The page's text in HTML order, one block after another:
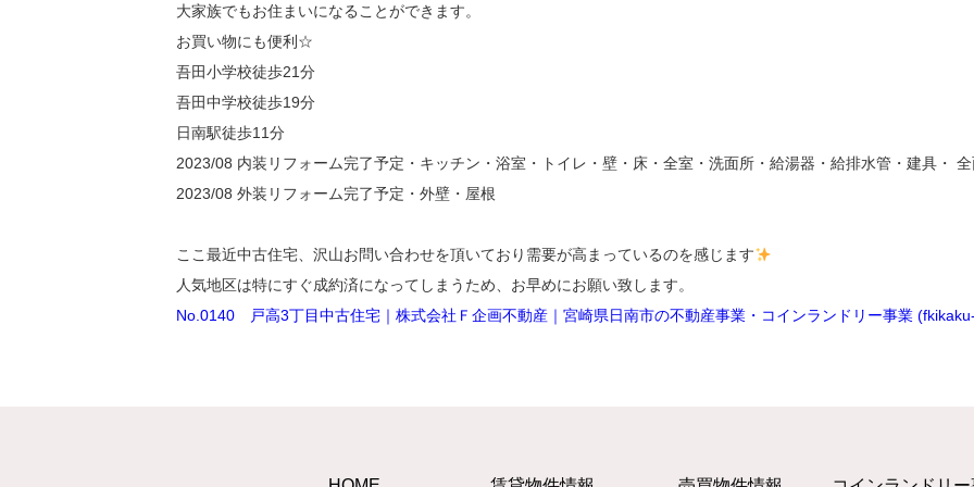
大家族でもお住まいになることができます。
お買い物にも便利☆
吾田小学校徒歩21分
吾田中学校徒歩19分
日南駅徒歩11分
2023/08 内装リフォーム完了予定・キッチン・浴室・トイレ・壁・床・全室・洗面所・給湯器・給排水管・建具・
2023/08 外装リフォーム完了予定・外壁・屋根
ここ最近中古住宅、沢山お問い合わせを頂いており需要が高まっているのを感じます
人気地区は特にすぐ成約済になってしまうため、お早めにお願い致します。
No.0140 戸高3丁目中古住宅｜株式会社Ｆ企画不動産｜宮崎県日南市の不動産事業・コインランドリー事業